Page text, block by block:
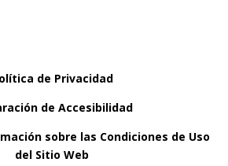
de Privacidad
de Accesibilidad
sobre las Condiciones de Uso
del Sitio Web